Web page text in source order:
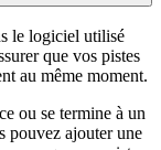
le logiciel utilisé
que vos pistes
au même moment.
ou se termine à un
pouvez ajouter une